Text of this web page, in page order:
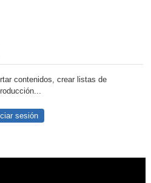
contenidos, crear listas de
sesión